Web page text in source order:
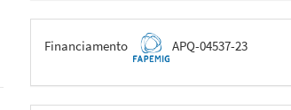
FAPEMIG
Financiamento APQ-04537-23